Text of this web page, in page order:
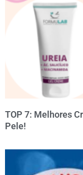
TOP 7: Melhores
Pele!